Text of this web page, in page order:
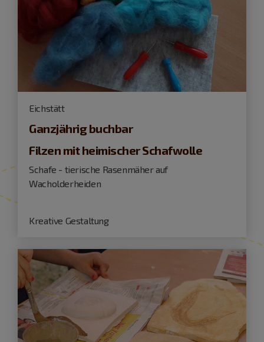
Eichstätt
Ganzjährig buchbar
Filzen mit heimischer Schafwolle
Schafe - tierische Rasenmäher auf
Wacholderheiden
Kreative Gestaltung